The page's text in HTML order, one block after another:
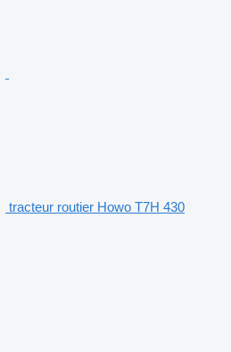
tracteur routier Howo T7H 430